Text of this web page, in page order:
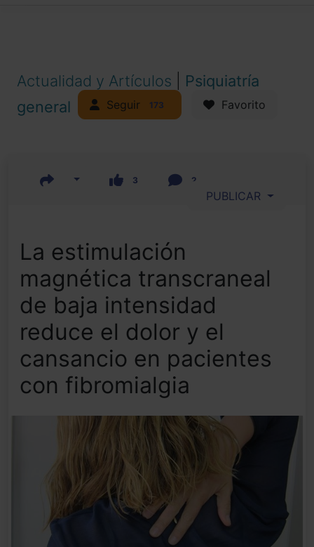
Actualidad y Artículos
Psiquiatría
general
Seguir 173 Favorito
3 2
PUBLICAR
La estimulación
magnética transcraneal
de baja intensidad
reduce el dolor y el
cansancio en pacientes
con fibromialgia